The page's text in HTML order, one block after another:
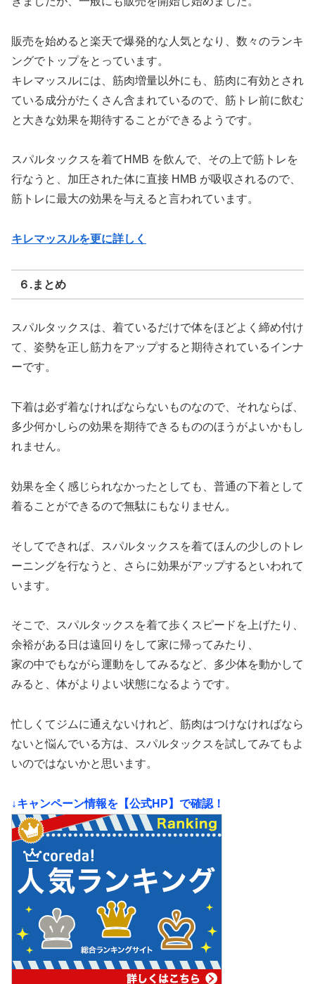
販売を始めると楽天で爆発的な人気となり、数々のランキ
ングでトップをとっています。
キレマッスルには、筋肉増量以外にも、筋肉に有効とされ
ている成分がたくさん含まれているので、筋トレ前に飲む
と大きな効果を期待することができるようです。
スパルタックスを着てHMB を飲んで、その上で筋トレを
行なうと、加圧された体に直接 HMB が吸収されるので、
筋トレに最大の効果を与えると言われています。
キレマッスルを更に詳しく
６.まとめ
スパルタックスは、着ているだけで体をほどよく締め付け
て、姿勢を正し筋力をアップすると期待されているインナ
ーです。
下着は必ず着なければならないものなので、それならば、
多少何かしらの効果を期待できるもののほうがよいかもし
れません。
効果を全く感じられなかったとしても、普通の下着として
着ることができるので無駄にもなりません。
そしてできれば、スパルタックスを着てほんの少しのトレ
ーニングを行なうと、さらに効果がアップするといわれて
います。
そこで、スパルタックスを着て歩くスピードを上げたり、
余裕がある日は遠回りをして家に帰ってみたり、
家の中でもながら運動をしてみるなど、多少体を動かして
みると、体がよりよい状態になるようです。
忙しくてジムに通えないけれど、筋肉はつけなければなら
ないと悩んでいる方は、スパルタックスを試してみてもよ
いのではないかと思います。
↓キャンペーン情報を【公式HP】で確認！